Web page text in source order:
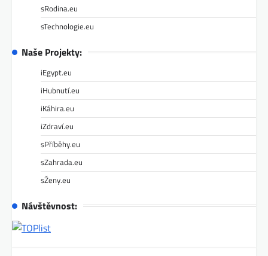
sRodina.eu
sTechnologie.eu
Naše Projekty:
iEgypt.eu
iHubnutí.eu
iKáhira.eu
iZdraví.eu
sPříběhy.eu
sZahrada.eu
sŽeny.eu
Návštěvnost: